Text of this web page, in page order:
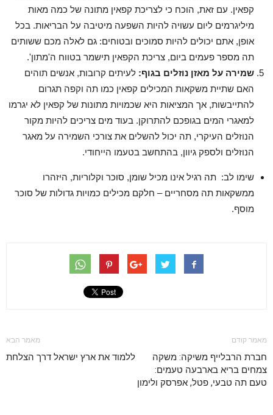
קפאין. עם זאת, הוכח כי לצריכת קפאין מתונה של כמה מאות
מיליגרמים ליום עשויה להיות השפעה מיטיבה על הבריאות. בכל
אופן, אתם יכולים להיות סמוכים ובטוחים: גם לאלה מכם ששותים
תה מספר פעמים ביום, צריכת הקפאין תישמר בטווח ה'מתון'.
שמירה על מאזן נוזלים בגוף: לעיתים קרובות, אנשים תוהים
האם שתיית משקאות המכילים קפאין כמו תה וקפה תגרום
להתייבשות, אך המציאות היא שכמויות מתונות של קפאין לא יגרמו
למאגרי המים בגופכם להתרוקן. בעוד מים צריכים להיות מקור
הנוזלים העיקרי, תה יכול להשלים את צורכי השמירה על מאגר
הנוזלים ולספק גיוון, בהתחשב בטעמו הייחודי.
שימו לב: תה רגיל אינו מכיל שומן, סוכר וקלוריות, היזהרו
ממשקאות תה מסחריים – חלקם מכילים כמויות גדולות של סוכר
מוסף.
מאמר קודם
חברת הרבלייף משיקה: משקה
צמחים בריא בארבעה טעמים:
טעם תה טבעי, פטל, אפרסק ולימון
מאמר הבא
ללמוד את ארץ ישראל דרך הצלחת